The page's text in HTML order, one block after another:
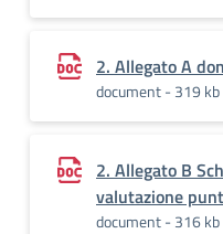
2. Allegato A
document - 319 kb
2. Allegato B
valutazione
document - 316 kb